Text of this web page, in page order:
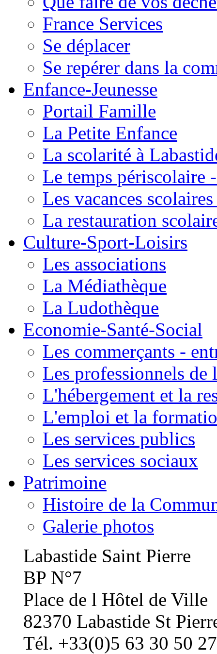
France Services
Se déplacer
Se repérer dans la
Enfance-Jeunesse
Portail Famille
La Petite Enfance
La scolarité à
Le temps périscolaire
Les vacances
La restauration
Culture-Sport-Loisirs
Les associations
La Médiathèque
La Ludothèque
Economie-Santé-Social
Les commerçants -
Les professionnels de
L'hébergement et la
L'emploi et la
Les services publics
Les services sociaux
Patrimoine
Histoire de la
Galerie photos
Labastide Saint Pierre
BP N°7
Place de l Hôtel de Ville
82370 Labastide St
Tél. +33(0)5 63 30 50 27